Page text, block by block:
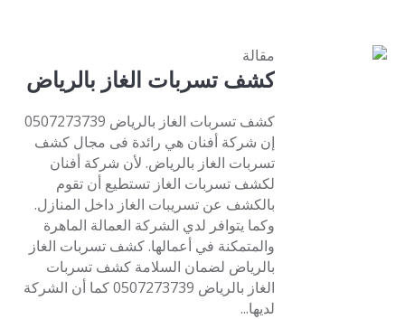
مقالة
كشف تسربات الغاز بالرياض
كشف تسربات الغاز بالرياض 0507273739
إن شركة أفنان هي رائدة فى مجال كشف
تسربات الغاز بالرياض. لأن شركة أفنان
لكشف تسربات الغاز تستطيع أن تقوم
بالكشف عن تسريبات الغاز داخل المنازل.
وكما يتوافر لدي الشركة العمالة الماهرة
والمتمكنة في أعمالها. كشف تسربات الغاز
بالرياض لضمان السلامة كشف تسربات
الغاز بالرياض 0507273739 كما أن الشركة
لديها...